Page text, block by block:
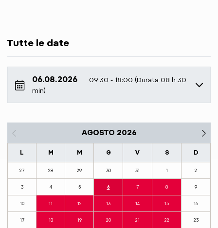
Tutte le date
06.08.2026
09:30 - 18:00 (Durata 08 h 30
min)
AGOSTO 2026
L M M G V S D
27 28 29 30 31 1 2
3 4 5 6 7 8 9
10 11 12 13 14 15 16
17 18 19 20 21 22 23